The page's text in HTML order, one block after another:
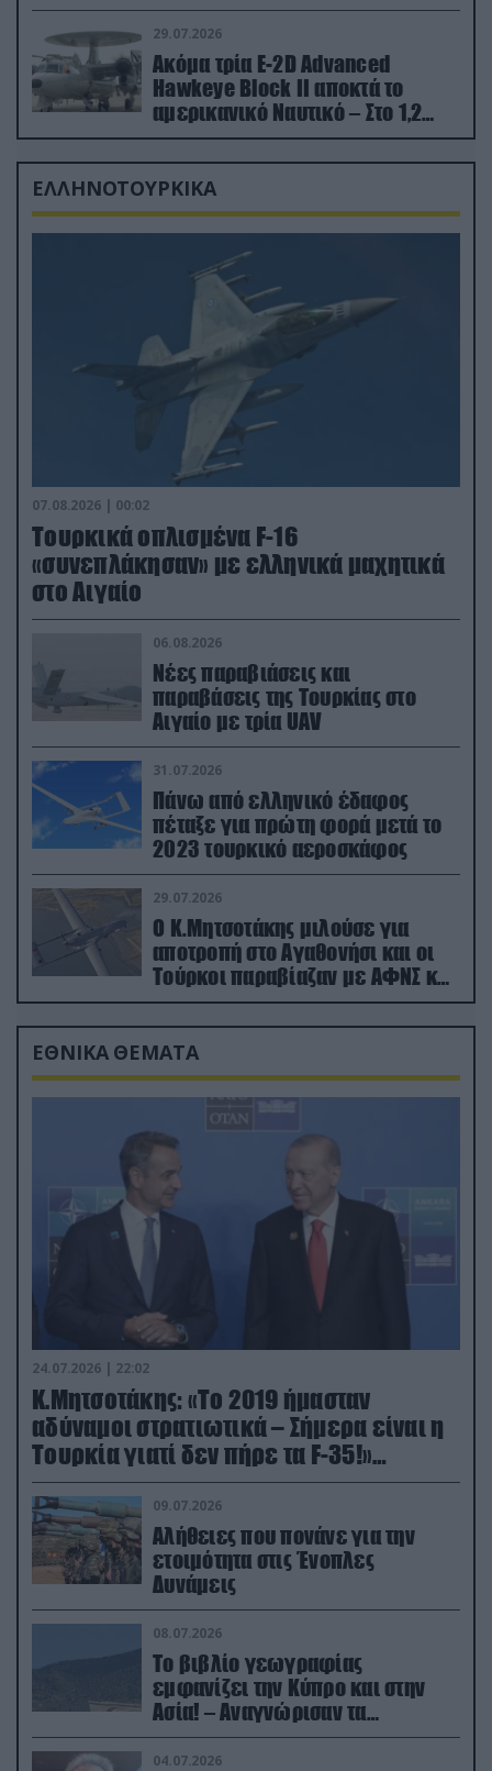
29.07.2026
Ακόμα τρία E-2D Advanced
Hawkeye Block II αποκτά το
αμερικανικό Ναυτικό – Στο 1,2
δισ.δολάρια το κόστος
ΕΛΛΗΝΟΤΟΥΡΚΙΚΑ
07.08.2026 | 00:02
Τουρκικά οπλισμένα F-16
«συνεπλάκησαν» με ελληνικά μαχητικά
στο Αιγαίο
06.08.2026
Νέες παραβιάσεις και
παραβάσεις της Τουρκίας στο
Αιγαίο με τρία UAV
31.07.2026
Πάνω από ελληνικό έδαφος
πέταξε για πρώτη φορά μετά το
2023 τουρκικό αεροσκάφος
29.07.2026
Ο Κ.Μητσοτάκης μιλούσε για
αποτροπή στο Αγαθονήσι και οι
Τούρκοι παραβίαζαν με ΑΦΝΣ και
drone
ΕΘΝΙΚΑ ΘΕΜΑΤΑ
24.07.2026 | 22:02
Κ.Μητσοτάκης: «Το 2019 ήμασταν
αδύναμοι στρατιωτικά – Σήμερα είναι η
Τουρκία γιατί δεν πήρε τα F-35!»
(βίντεο)
09.07.2026
Αλήθειες που πονάνε για την
ετοιμότητα στις Ένοπλες
Δυνάμεις
08.07.2026
Το βιβλίο γεωγραφίας
εμφανίζει την Κύπρο και στην
Ασία! – Αναγνώρισαν τα
κατεχόμενα; (φωτο)
04.07.2026